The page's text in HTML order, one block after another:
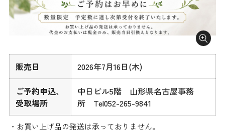
販売日 2026年7月16日(木)
ご予約申込、
受取場所
中日ビル5階 山形県名古屋事務
所 Tel052-265-9841
・お買い上げ品の発送は承っておりません。